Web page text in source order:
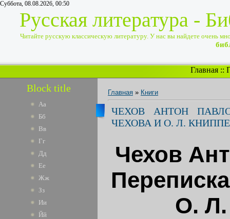
Суббота, 08.08.2026, 00:50
Русская литература -
Читайте русскую классическую литературу. У нас вы найдете очень
Главная ::
Block title
Аа
Бб
Вв
Гг
Дд
Ее
Жж
Зз
Ии
Йй
Главная » Книги
ЧЕХОВ АНТОН
ЧЕХОВА И О. Л.
Чехов
О. Л.